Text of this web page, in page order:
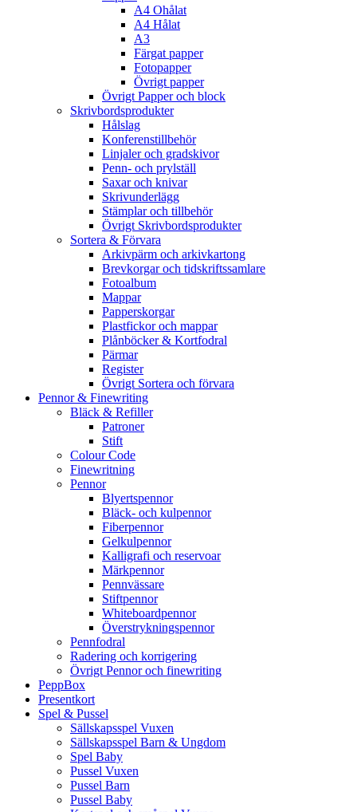
A4 Ohålat
A4 Hålat
A3
Färgat papper
Fotopapper
Övrigt papper
Övrigt Papper och block
Skrivbordsprodukter
Hålslag
Konferenstillbehör
Linjaler och gradskivor
Penn- och prylställ
Saxar och knivar
Skrivunderlägg
Stämplar och tillbehör
Övrigt Skrivbordsprodukter
Sortera & Förvara
Arkivpärm och arkivkartong
Brevkorgar och tidskriftssamlare
Fotoalbum
Mappar
Papperskorgar
Plastfickor och mappar
Plånböcker & Kortfodral
Pärmar
Register
Övrigt Sortera och förvara
Pennor & Finewriting
Bläck & Refiller
Patroner
Stift
Colour Code
Finewritning
Pennor
Blyertspennor
Bläck- och kulpennor
Fiberpennor
Gelkulpennor
Kalligrafi och reservoar
Märkpennor
Pennvässare
Stiftpennor
Whiteboardpennor
Överstrykningspennor
Pennfodral
Radering och korrigering
Övrigt Pennor och finewriting
PeppBox
Presentkort
Spel & Pussel
Sällskapsspel Vuxen
Sällskapsspel Barn & Ungdom
Spel Baby
Pussel Vuxen
Pussel Barn
Pussel Baby